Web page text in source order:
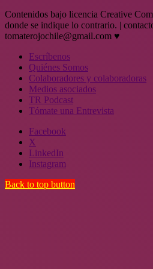
Contenidos bajo licencia Creative
donde se indique lo contrario. |
tomaterojochile@gmail.com ♥
Escríbenos
Quiénes Somos
Colaboradores y colaboradoras
Medios asociados
TR Podcast
Tómate una Entrevista
Facebook
X
LinkedIn
Instagram
Back to top button